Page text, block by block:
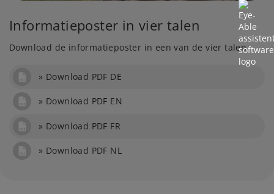
Informatieposter in vier talen
Download de informatieposter in een van de vier talen
Download PDF DE
Download PDF EN
Download PDF FR
Download PDF NL